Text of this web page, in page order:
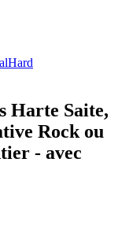
Hard
Harte Saite,
Rock ou
- avec